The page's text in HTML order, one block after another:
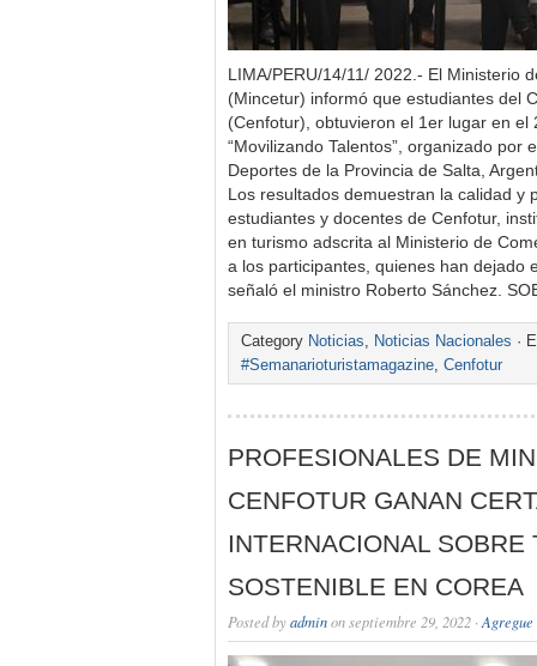
LIMA/PERU/14/11/ 2022.- El Ministerio
(Mincetur) informó que estudiantes del
(Cenfotur), obtuvieron el 1er lugar en el
“Movilizando Talentos”, organizado por
Deportes de la Provincia de Salta,
Los resultados demuestran la calidad y
estudiantes y docentes de Cenfotur,
en turismo adscrita al Ministerio de
a los participantes, quienes han dejado
señaló el ministro Roberto Sánchez.
Category Noticias, Noticias Nacionales ·
#Semanarioturistamagazine, Cenfotur
PROFESIONALES DE
CENFOTUR GANAN
INTERNACIONAL SOBRE
SOSTENIBLE EN COREA
Posted byadminon septiembre 29, 2022 ·